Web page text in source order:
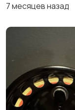
7 месяцев назад